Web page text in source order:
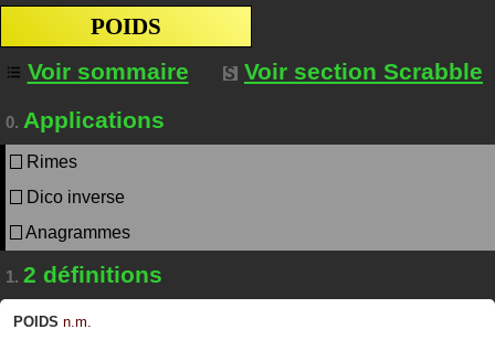
POIDS
Voir sommaire
Voir section Scrabble
0. Applications
Rimes
Dico inverse
Anagrammes
1. 2 définitions
POIDS n.m.